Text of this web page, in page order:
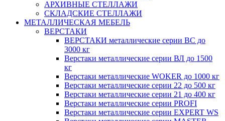
АРХИВНЫЕ СТЕЛЛАЖИ
СКЛАДСКИЕ СТЕЛЛАЖИ
МЕТАЛЛИЧЕСКАЯ МЕБЕЛЬ
ВЕРСТАКИ
ВЕРСТАКИ металлические серии ВС до
3000 кг
Верстаки металлические серии ВЛ до 1500
кг
Верстаки металлические WOKER до 1000 кг
Верстаки металлические серии 22 до 500 кг
Верстаки металлические серии 21 до 400 кг
Верстаки металлические серии PROFI
Верстаки металлические серии EXPERT WS